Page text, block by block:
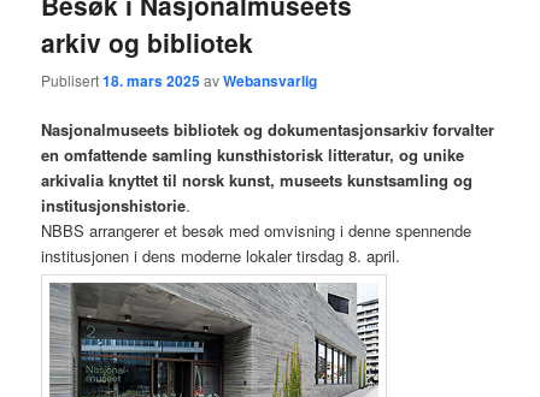
arkiv og bibliotek
Publisert18. mars 2025avWebansvarlig
Nasjonalmuseets bibliotek og dokumentasjonsarkiv forvalter
en omfattende samling kunsthistorisk litteratur, og unike
arkivalia knyttet til norsk kunst, museets kunstsamling og
institusjonshistorie.
NBBS arrangerer et besøk med omvisning i denne spennende
institusjonen i dens moderne lokaler tirsdag 8. april.